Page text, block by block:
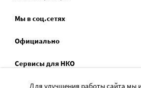
Мы в соц.сетях
Официально
Сервисы для НКО
Спецпроекты
Для улучшения работы сайта мы